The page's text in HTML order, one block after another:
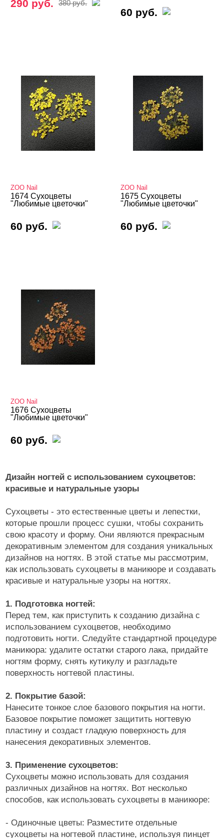
290 руб. 380 руб.
60 руб.
ZOO Nail
1674 Сухоцветы
"Любимые цветочки"
60 руб.
ZOO Nail
1675 Сухоцветы
"Любимые цветочки"
60 руб.
ZOO Nail
1676 Сухоцветы
"Любимые цветочки"
60 руб.
Дизайн ногтей с использованием сухоцветов:
красивые и натуральные узоры
Сухоцветы - это естественные цветы и лепестки,
которые прошли процесс сушки, чтобы сохранить
свою красоту и форму. Они являются прекрасным
декоративным элементом для создания уникальных
дизайнов на ногтях. В этой статье мы рассмотрим,
как использовать сухоцветы в маникюре и создавать
красивые и натуральные узоры на ногтях.
1. Подготовка ногтей:
Перед тем, как приступить к созданию дизайна с
использованием сухоцветов, необходимо
подготовить ногти. Следуйте стандартной процедуре
маникюра: удалите остатки старого лака, придайте
ногтям форму, снять кутикулу и разгладьте
поверхность ногтевой пластины.
2. Покрытие базой:
Нанесите тонкое слое базового покрытия на ногти.
Базовое покрытие поможет защитить ногтевую
пластину и создаст гладкую поверхность для
нанесения декоративных элементов.
3. Применение сухоцветов:
Сухоцветы можно использовать для создания
различных дизайнов на ногтях. Вот несколько
способов, как использовать сухоцветы в маникюре:
- Одиночные цветы: Разместите отдельные
сухоцветы на ногтевой пластине, используя пинцет